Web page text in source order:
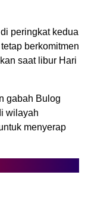
peringkat kedua
berkomitmen
saat libur Hari
gabah Bulog
wilayah
menyerap